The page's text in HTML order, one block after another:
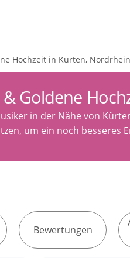
Hochzeit in Kürten,
Goldene
in der Nähe von
um ein noch besseres
Bewertungen